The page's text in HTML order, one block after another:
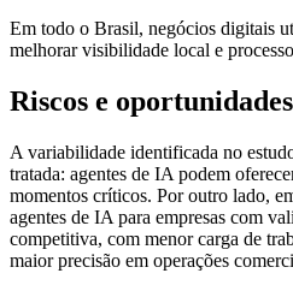
Em todo o Brasil, negócios digitais
melhorar visibilidade local e
Riscos e oportunidades
A variabilidade identificada no
tratada: agentes de IA podem
momentos críticos. Por outro lado,
agentes de IA para empresas com
competitiva, com menor carga de
maior precisão em operações